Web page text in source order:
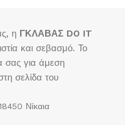
η ΓΚΛΑΒΑΣ DO IT
και σεβασμό. Το
σας για άμεση
σελίδα του
Νίκαια